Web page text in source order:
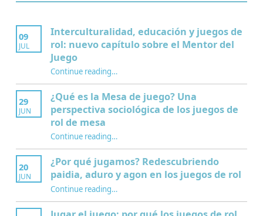
09
JUL
Interculturalidad, educación y juegos de
rol: nuevo capítulo sobre el Mentor del
Juego
Continue reading“Interculturalidad, educación y juegos de rol: nuevo capítulo sobre el Mentor del Juego”
…
29
JUN
¿Qué es la Mesa de juego? Una
perspectiva sociológica de los juegos de
rol de mesa
Continue reading“¿Qué es la Mesa de juego? Una perspectiva sociológica de los juegos de rol de mesa”
…
20
JUN
¿Por qué jugamos? Redescubriendo
paidia, aduro y agon en los juegos de rol
Continue reading“¿Por qué jugamos? Redescubriendo paidia, aduro y agon en los juegos de rol”
…